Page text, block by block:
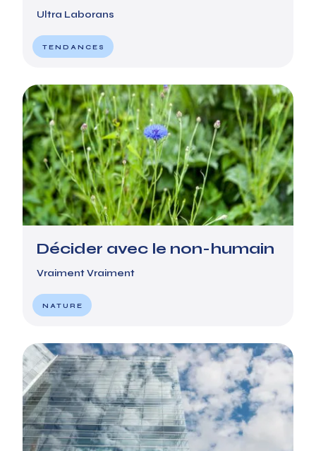
Ultra Laborans
TENDANCES
Décider avec le non-humain
Vraiment Vraiment
NATURE